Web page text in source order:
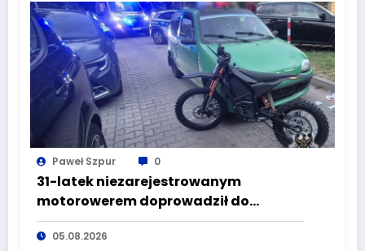
Paweł Szpur 0
31-latek niezarejestrowanym
motorowerem doprowadził do
wypadku będąc pod wpływem
alkoholu
05.08.2026